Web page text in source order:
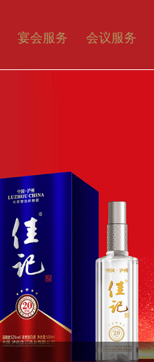
宴会服务 会议服务